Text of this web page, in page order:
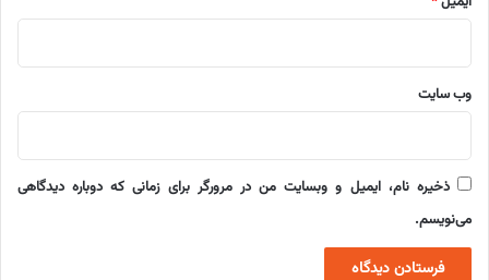
وب‌ سایت
ذخیره نام، ایمیل و وبسایت من در مرورگر برای زمانی که دوباره دیدگاهی
می‌نویسم.